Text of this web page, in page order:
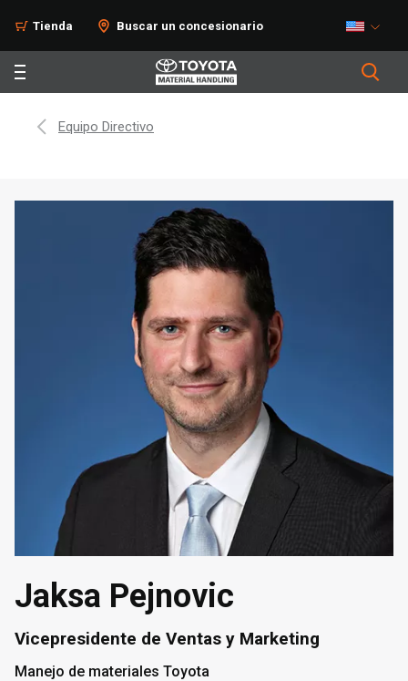
Tienda Buscar un concesionario
Equipo Directivo
Jaksa Pejnovic
Vicepresidente de Ventas y Marketing
Manejo de materiales Toyota